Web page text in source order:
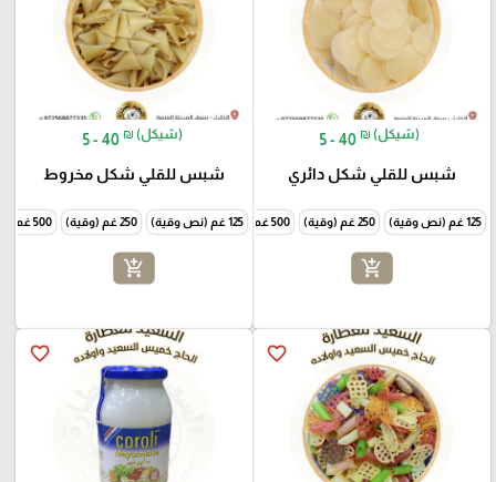
5 - 40 ₪ (شيكل)
شبس للقلي شكل دائري
125 غم (نص وقية) 250 غم (وقية) 500 غم (نص كيلو) 1000 غم (كيلو)
add_shopping_cart
5 - 40 ₪ (شيكل)
شبس للقلي شكل مخروط
125 غم (نص وقية) 250 غم (وقية) 500 غم (نص كيلو)
add_shopping_cart
favorite_border
favorite_border